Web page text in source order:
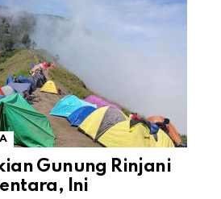
Gunung Rinjani
Ini